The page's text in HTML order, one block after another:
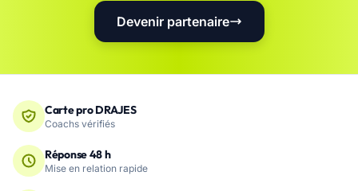
Devenir partenaire
Carte pro DRAJES
Coachs vérifiés
Réponse 48 h
Mise en relation rapide